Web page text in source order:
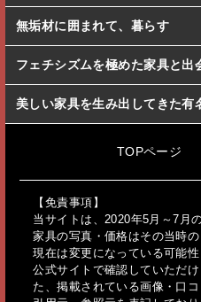
無垢材に囲まれて、暮らす
フェチシズムを極めた家具と出
美しい家具を生み出してきた有
TOPページ
【免責事項】
当サイトは、2020年5月～7月
家具の写真・価格はその当時
現在は変更になっている可能
公式サイトで確認していただ
た、掲載されている画像・口